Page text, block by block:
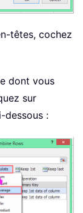
têtes, cochez
dont vous
sur
dessous :